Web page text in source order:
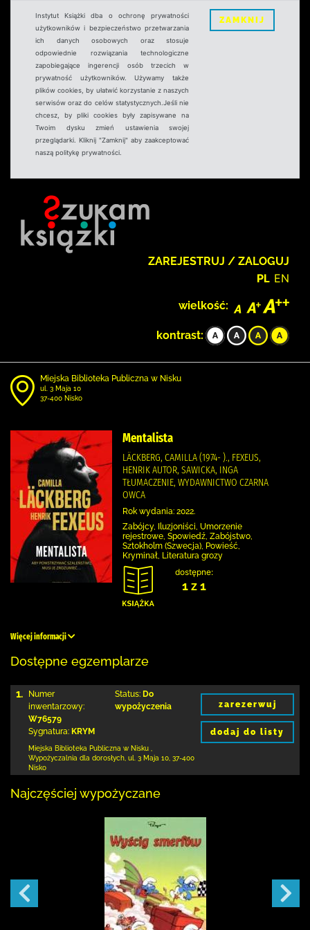
Instytut Książki dba o ochronę prywatności
użytkowników i bezpieczeństwo przetwarzania
ich danych osobowych oraz stosuje
odpowiednie rozwiązania technologiczne
zapobiegające ingerencji osób trzecich w
prywatność użytkowników. Używamy także
plików cookies, by ułatwić korzystanie z naszych
serwisów oraz do celów statystycznych.Jeśli nie
chcesz, by pliki cookies były zapisywane na
Twoim dysku zmień ustawienia swojej
przeglądarki. Kliknij "Zamknij" aby zaakceptować
naszą politykę prywatności.
ZAMKNIJ
ZAREJESTRUJ / ZALOGUJ
PL EN
wielkość:
kontrast:
Miejska Biblioteka Publiczna w Nisku
ul. 3 Maja 10
37-400 Nisko
Mentalista
LÄCKBERG, CAMILLA (1974- )., FEXEUS,
HENRIK AUTOR, SAWICKA, INGA
TŁUMACZENIE, WYDAWNICTWO CZARNA
OWCA
Rok wydania: 2022.
Zabójcy, Iluzjoniści, Umorzenie
rejestrowe, Spowiedź, Zabójstwo,
Sztokholm (Szwecja), Powieść,
Kryminał, Literatura grozy
dostępne:
1 z 1
Więcej informacji
Dostępne egzemplarze
1.
Numer
inwentarzowy:
W76579
Sygnatura: KRYM
Status: Do
wypożyczenia
Miejska Biblioteka Publiczna w Nisku
Wypożyczalnia dla dorosłych, ul. 3 Maja 10 37-400
Nisko
zarezerwuj
dodaj do listy
Najczęściej wypożyczane